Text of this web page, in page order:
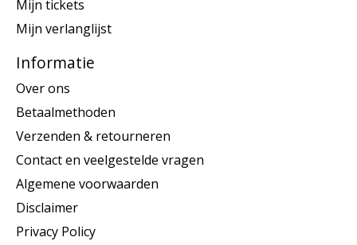
Mijn tickets
Mijn verlanglijst
Informatie
Over ons
Betaalmethoden
Verzenden & retourneren
Contact en veelgestelde vragen
Algemene voorwaarden
Disclaimer
Privacy Policy